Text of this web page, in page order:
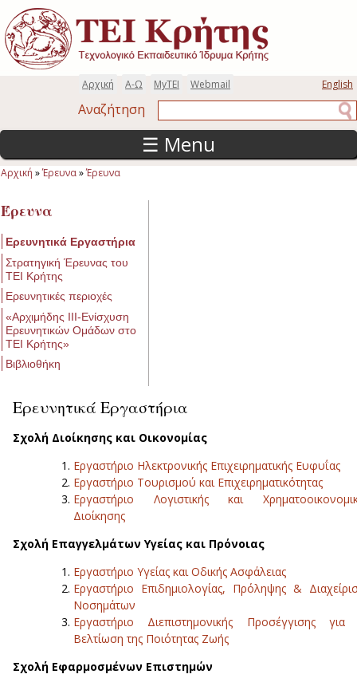
Παράκαμψη προς το κυρίως περιεχόμενο
English
Webmail
MyTEI
Α-Ω
Αρχική
Αναζήτηση
☰ Menu
Αρχική »Έρευνα»Έρευνα
Έρευνα
Ερευνητικά Εργαστήρια
Στρατηγική Έρευνας του
ΤΕΙ Κρήτης
Ερευνητικές περιοχές
«Αρχιμήδης ΙΙΙ-Ενίσχυση
Ερευνητικών Ομάδων στο
ΤΕΙ Κρήτης»
Βιβλιοθήκη
Ερευνητικά Εργαστήρια
Σχολή Διοίκησης και Οικονομίας
Εργαστήριο Ηλεκτρονικής Επιχειρηματικής Ευφυΐας
Εργαστήριο Τουρισμού και Επιχειρηματικότητας
Εργαστήριο Λογιστικής και
Διοίκησης
Σχολή Επαγγελμάτων Υγείας και Πρόνοιας
Εργαστήριο Υγείας και Οδικής Ασφάλειας
Εργαστήριο Επιδημιολογίας, Πρόληψης &
Νοσημάτων
Εργαστήριο Διεπιστημονικής Προσέγγισης για
Βελτίωση της Ποιότητας Ζωής
Σχολή Εφαρμοσμένων Επιστημών